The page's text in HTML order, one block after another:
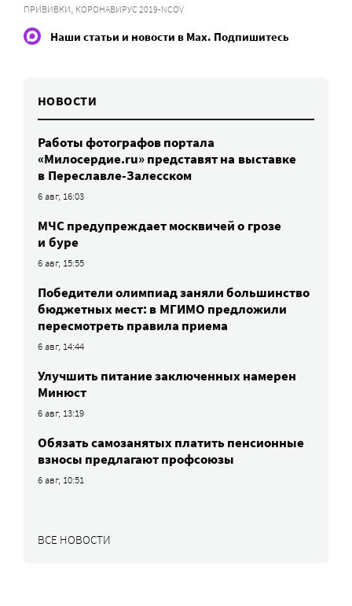
ПРИВИВКИ, КОРОНАВИРУС 2019-NCOV
Наши статьи и новости в Max. Подпишитесь
НОВОСТИ
Работы фотографов портала
«Милосердие.ru» представят на выставке
в Переславле-Залесском
6 авг, 16:03
МЧС предупреждает москвичей о грозе
и буре
6 авг, 15:55
Победители олимпиад заняли большинство
бюджетных мест: в МГИМО предложили
пересмотреть правила приема
6 авг, 14:44
Улучшить питание заключенных намерен
Минюст
6 авг, 13:19
Обязать самозанятых платить пенсионные
взносы предлагают профсоюзы
6 авг, 10:51
ВСЕ НОВОСТИ